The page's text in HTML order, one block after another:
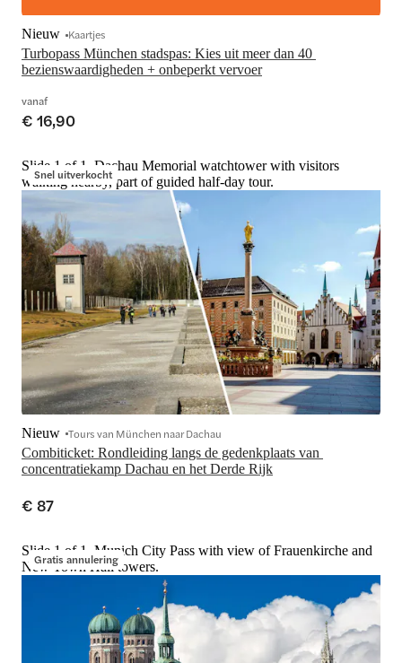
Turbopass München stadspas: Kies uit meer dan 40
bezienswaardigheden + onbeperkt vervoer
Nieuw Kaartjes
vanaf
€ 16,90
Snel uitverkocht
Slide 1 of 1, Dachau Memorial watchtower with visitors
walking nearby, part of guided half-day tour.
Combiticket: Rondleiding langs de gedenkplaats van
Nieuw Tours van München naar Dachau
€ 87
Gratis annulering
Slide 1 of 1, Munich City Pass with view of Frauenkirche and
New Town Hall towers.